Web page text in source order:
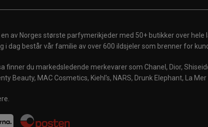
en av Norges største parfymerikjeder med 50+ butikker over
i dag består vår familie av over 600 ildsjeler som brenner for
finner du markedsledende merkevarer som Chanel, Dior,
Beauty, MAC Cosmetics, Kiehl's, NARS, Drunk Elephant, La